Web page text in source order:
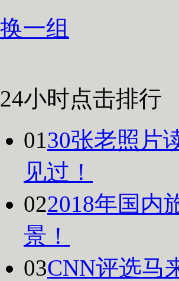
换一组
24小时点击排行
0130张老照片
见过！
022018年国内
景！
03CNN评选马